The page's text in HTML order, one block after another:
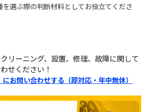
を選ぶ際の判断材料としてお役立てくださ
リーニング、設置、修理、故障に関して
せください！
お問い合わせする（即対応・年中無休）